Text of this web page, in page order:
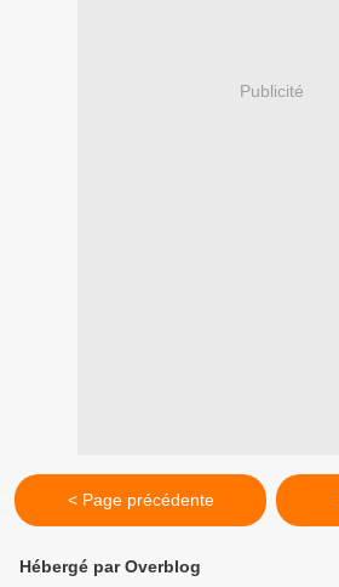
Publicité
< Page précédente
Hébergé par Overblog